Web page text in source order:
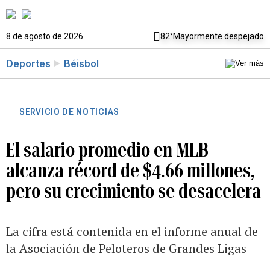
8 de agosto de 2026 82°Mayormente despejado
Deportes Béisbol
SERVICIO DE NOTICIAS
El salario promedio en MLB
alcanza récord de $4.66 millones,
pero su crecimiento se desacelera
La cifra está contenida en el informe anual de
la Asociación de Peloteros de Grandes Ligas